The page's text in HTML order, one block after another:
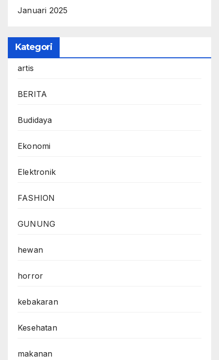
Januari 2025
Kategori
artis
BERITA
Budidaya
Ekonomi
Elektronik
FASHION
GUNUNG
hewan
horror
kebakaran
Kesehatan
makanan